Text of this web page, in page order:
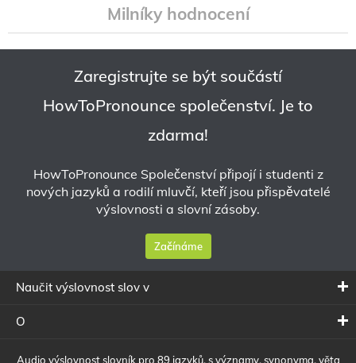
Milníky hodnocení
Zaregistrujte se být součástí
HowToPronounce společenství. Je to
zdarma!
HowToPronounce Společenství připojí i studenti z
nových jazyků a rodilí mluvčí, kteří jsou přispěvatelé
výslovnosti a slovní zásoby.
Začínáme
Naučit výslovnost slov v
O
Audio výslovnost slovník pro 89 jazyků, s významy, synonyma, věta